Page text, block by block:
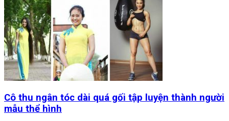
Cô thu ngân tóc dài quá gối tập luyện thành người
mẫu thể hình